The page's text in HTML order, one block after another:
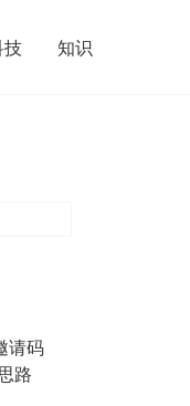
技 知识
请码
路